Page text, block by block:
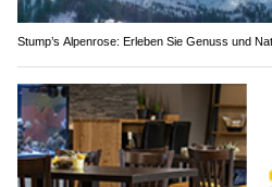
Stump’s Alpenrose: Erleben Sie Genuss und